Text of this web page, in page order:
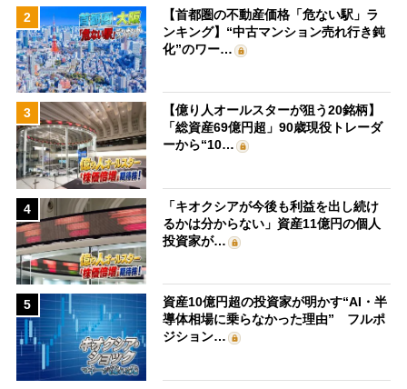
2
【首都圏の不動産価格「危ない駅」ラ
ンキング】“中古マンション売れ行き鈍
化”のワー…
3
【億り人オールスターが狙う20銘柄】
「総資産69億円超」90歳現役トレーダ
ーから“10…
4
「キオクシアが今後も利益を出し続け
るかは分からない」資産11億円の個人
投資家が…
5
資産10億円超の投資家が明かす“AI・半
導体相場に乗らなかった理由” フルポ
ジション…